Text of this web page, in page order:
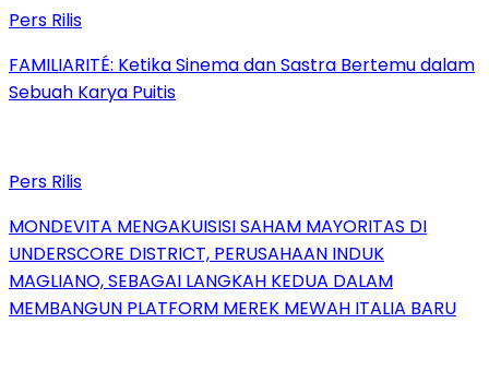
Pers Rilis
FAMILIARITÉ: Ketika Sinema dan Sastra Bertemu dalam
Sebuah Karya Puitis
Pers Rilis
MONDEVITA MENGAKUISISI SAHAM MAYORITAS DI
UNDERSCORE DISTRICT, PERUSAHAAN INDUK
MAGLIANO, SEBAGAI LANGKAH KEDUA DALAM
MEMBANGUN PLATFORM MEREK MEWAH ITALIA BARU